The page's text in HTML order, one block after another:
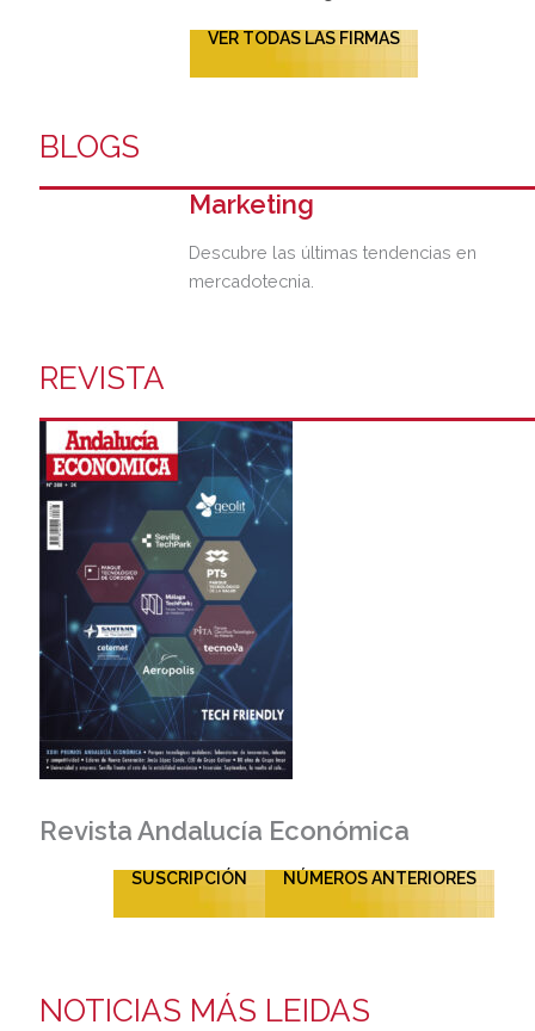
VER TODAS LAS FIRMAS
BLOGS
Marketing
Descubre las últimas tendencias en
mercadotecnia.
REVISTA
Revista Andalucía Económica
SUSCRIPCIÓN NÚMEROS ANTERIORES
NOTICIAS MÁS LEIDAS